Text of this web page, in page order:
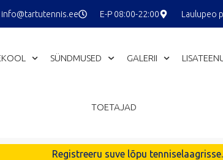
info@tartutennis.ee E-P 08:00-22:00 Laulupeo
SÜNDMUSED GALERII
TOETAJAD
Registreeru suve lõpu tenniselaagrisse.